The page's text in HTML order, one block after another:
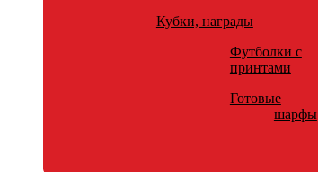
Кубки, награды
Футболки с
принтами
Готовые
шарфы